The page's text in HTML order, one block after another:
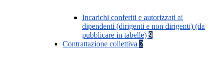
Incarichi conferiti e autorizzati ai
dipendenti (dirigenti e non dirigenti) (da
pubblicare in tabelle) 9
Contrattazione collettiva 2